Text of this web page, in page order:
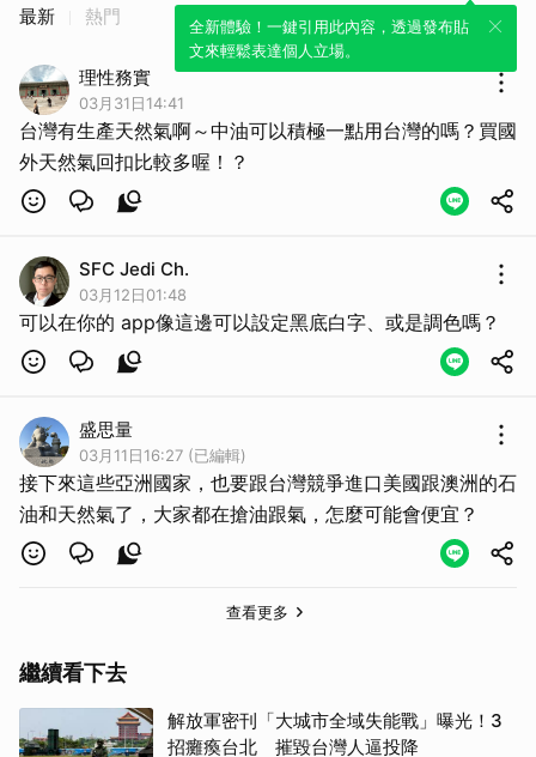
全新體驗！一鍵引用此內容，透過發布貼
文來輕鬆表達個人立場。
最新 熱門
理性務實
03月31日14:41
台灣有生產天然氣啊～中油可以積極一點用台灣的嗎？買國
外天然氣回扣比較多喔！？
SFC Jedi Ch.
03月12日01:48
可以在你的 app像這邊可以設定黑底白字、或是調色嗎？
盛思量
03月11日16:27 (已編輯)
接下來這些亞洲國家，也要跟台灣競爭進口美國跟澳洲的石
油和天然氣了，大家都在搶油跟氣，怎麼可能會便宜？
查看更多
繼續看下去
解放軍密刊「大城市全域失能戰」曝光！3
招癱瘓台北 摧毀台灣人逼投降